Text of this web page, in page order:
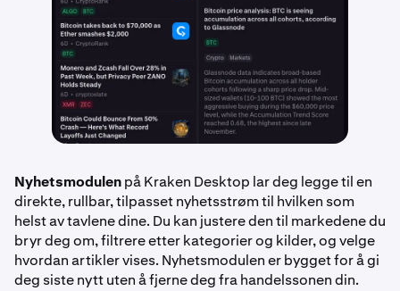
Nyhetsmodulenpå Kraken Desktop lar deg legge til en
direkte, rullbar, tilpasset nyhetsstrøm til hvilken som
helst av tavlene dine. Du kan justere den til markedene du
bryr deg om, filtrere etter kategorier og kilder, og velge
hvordan artikler vises. Nyhetsmodulen er bygget for å gi
deg siste nytt uten å fjerne deg fra handelssonen din.